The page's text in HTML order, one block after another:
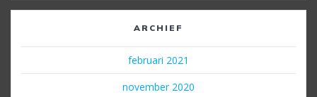
ARCHIEF
februari 2021
november 2020